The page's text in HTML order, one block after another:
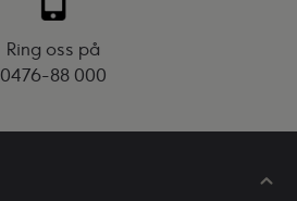
Ring oss på
0476-88 000